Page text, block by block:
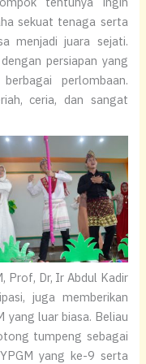
sekuat tenaga serta
menjadi juara sejati.
persiapan yang
perlombaan.
ceria, dan sangat
Prof, Dr, Ir Abdul Kadir
juga memberikan
yang luar biasa. Beliau
tumpeng sebagai
yang ke-9 serta